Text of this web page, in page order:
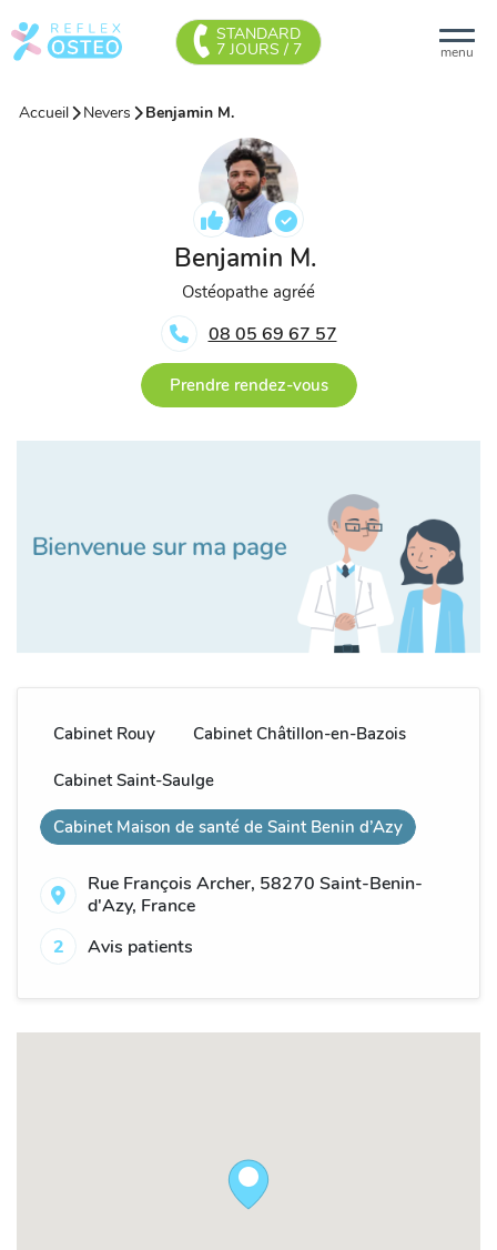
menu
STANDARD
7 JOURS / 7
Accueil Nevers Benjamin M.
Benjamin M.
Ostéopathe agréé
08 05 69 67 57
Prendre rendez-vous
Cabinet Rouy Cabinet Châtillon-en-Bazois
Cabinet Saint-Saulge
Cabinet Maison de santé de Saint Benin d’Azy
Rue François Archer, 58270 Saint-Benin-
d'Azy, France
2
Avis patients